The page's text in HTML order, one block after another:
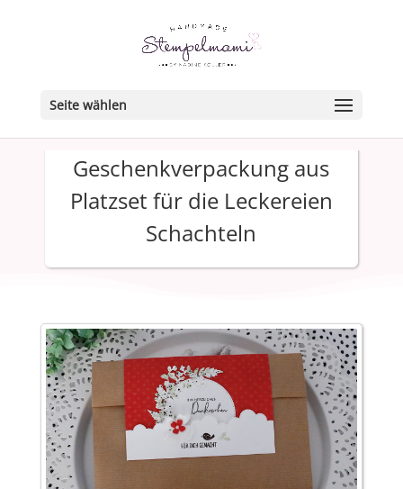
Seite wählen
Geschenkverpackung aus
Platzset für die Leckereien
Schachteln